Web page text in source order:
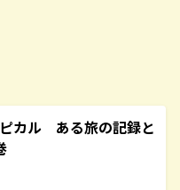
カル ある旅の記録と